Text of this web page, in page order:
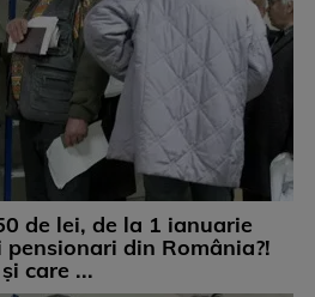
de lei, de la 1 ianuarie
din România?!
care ...